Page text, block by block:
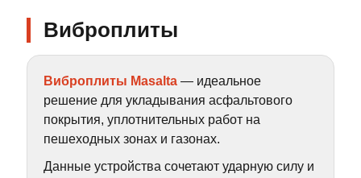
Виброплиты
Виброплиты Masalta — идеальное
решение для укладывания асфальтового
покрытия, уплотнительных работ на
пешеходных зонах и газонах.
Данные устройства сочетают ударную силу и